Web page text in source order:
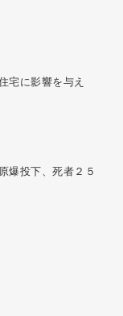
宅に影響を与え
爆投下、死者２５